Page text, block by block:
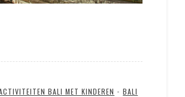
BALI MET KINDEREN •BALI